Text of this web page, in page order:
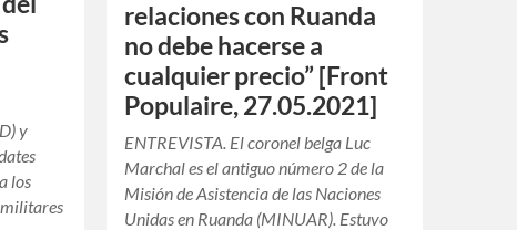
y
los
militares
relaciones con Ruanda
no debe hacerse a
cualquier precio” [Front
Populaire, 27.05.2021]
ENTREVISTA. El coronel belga Luc
Marchal es el antiguo número 2 de la
Misión de Asistencia de las Naciones
Unidas en Ruanda (MINUAR). Estuvo